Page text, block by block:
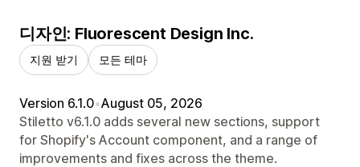
디자인: Fluorescent Design Inc.
지원 받기 모든 테마
Version 6.1.0•August 05, 2026
Stiletto v6.1.0 adds several new sections, support
for Shopify's Account component, and a range of
improvements and fixes across the theme.